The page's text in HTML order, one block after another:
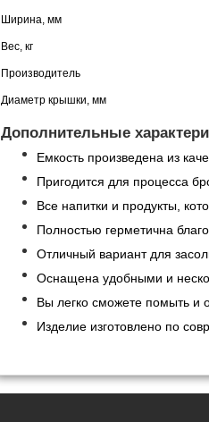
Ширина, мм
Вес, кг
Производитель
Диаметр крышки, мм
Дополнительные
Емкость произведена из
Пригодится для процесса
Все напитки и продукты,
Полностью герметична
Отличный вариант для
Оснащена удобными и
Вы легко сможете помыть и
Изделие изготовлено по